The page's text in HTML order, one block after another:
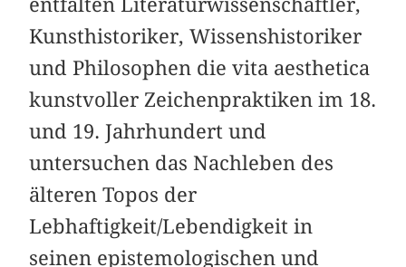
entfalten Literaturwissenschaftler,
Kunsthistoriker, Wissenshistoriker
und Philosophen die vita aesthetica
kunstvoller Zeichenpraktiken im 18.
und 19. Jahrhundert und
untersuchen das Nachleben des
älteren Topos der
Lebhaftigkeit/Lebendigkeit in
seinen epistemologischen und